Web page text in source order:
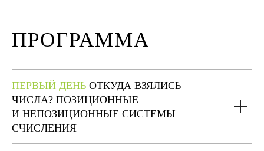
ПРОГРАММА
ПЕРВЫЙ ДЕНЬ ОТКУДА ВЗЯЛИСЬ
ЧИСЛА? ПОЗИЦИОННЫЕ
И НЕПОЗИЦИОННЫЕ СИСТЕМЫ
СЧИСЛЕНИЯ